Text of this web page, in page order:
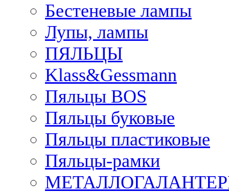
Бестеневые лампы
Лупы, лампы
ПЯЛЬЦЫ
Klass&Gessmann
Пяльцы BOS
Пяльцы буковые
Пяльцы пластиковые
Пяльцы-рамки